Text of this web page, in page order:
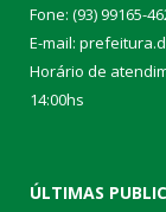
Fone: (93) 99165-
E-mail:
Horário de
14:00hs
ÚLTIMAS